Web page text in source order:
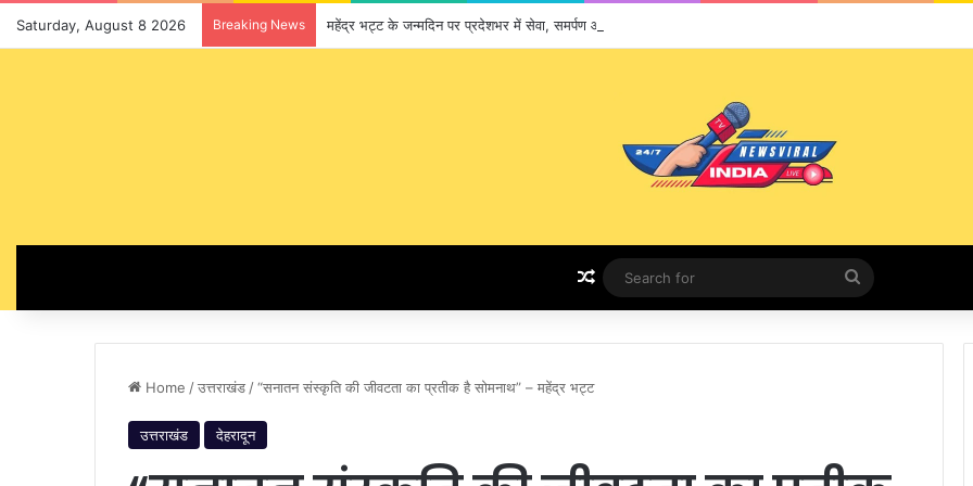
Saturday, August 8 2026 Breaking News महेंद्र भट्ट के जन्मदिन पर प्रदेशभर में सेवा, समर्पण और आस्था का संगम
Random Article
Search
for
Home /उत्तराखंड /“सनातन संस्कृति की जीवटता का प्रतीक है सोमनाथ” – महेंद्र भट्ट
उत्तराखंड देहरादून